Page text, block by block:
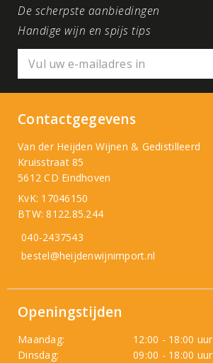
De scherpste aanbiedingen
Handige wijn en spijs tips
Contactgegevens
Van der Heijden Wijnen & Gedistilleerd
Kruisstraat 85
5612 CD Eindhoven
KvK: 17046150
BTW: 8122.85.244
040-2437543
bestel@heijdenwijnimport.nl
Openingstijden
Maandag:
12:00 - 18:00 uur
Dinsdag:
09:00 - 18:00 uur